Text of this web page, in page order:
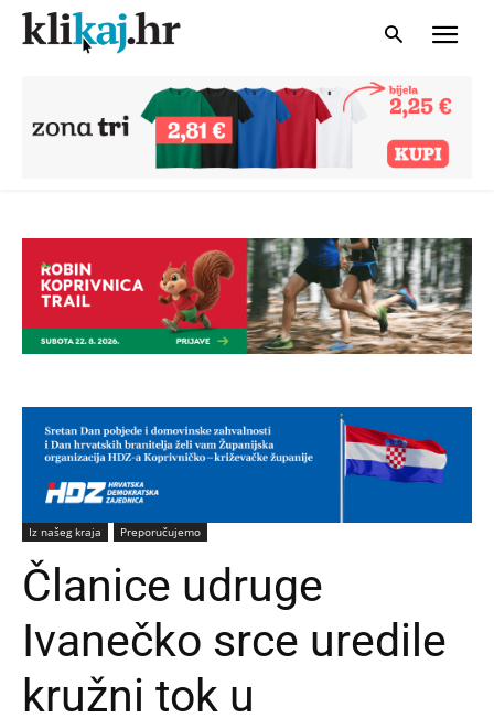
Iz našeg kraja Preporučujemo
Članice udruge
Ivanečko srce uredile
kružni tok u